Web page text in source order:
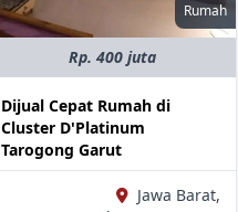
Rumah
Rp. 400 juta
Dijual Cepat Rumah di
Cluster D'Platinum
Tarogong Garut
Jawa Barat,